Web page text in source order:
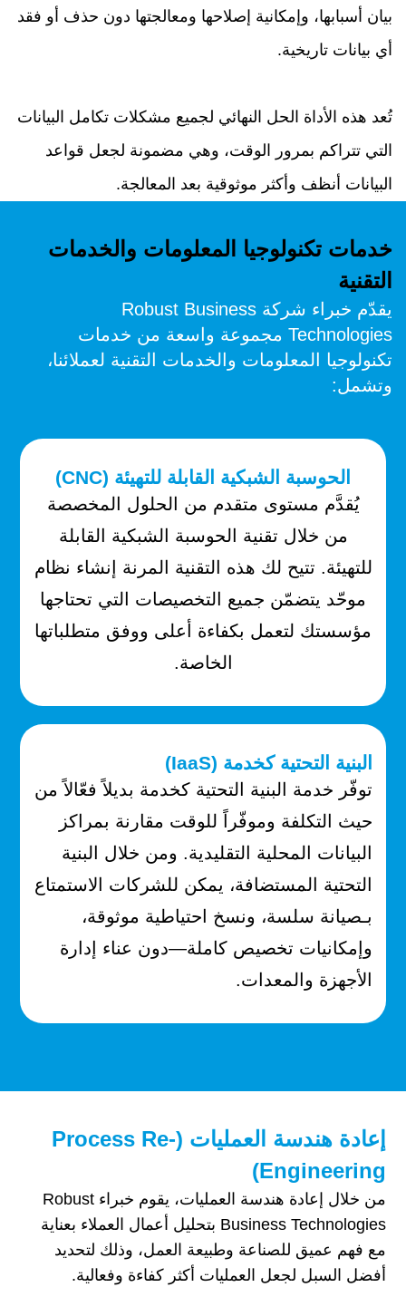
بيان أسبابها، وإمكانية إصلاحها ومعالجتها دون حذف أو فقد
أي بيانات تاريخية.
تُعد هذه الأداة الحل النهائي لجميع مشكلات تكامل البيانات
التي تتراكم بمرور الوقت، وهي مضمونة لجعل قواعد
البيانات أنظف وأكثر موثوقية بعد المعالجة.
خدمات تكنولوجيا المعلومات والخدمات
التقنية
يقدّم خبراء شركة Robust Business
Technologies مجموعة واسعة من خدمات
تكنولوجيا المعلومات والخدمات التقنية لعملائنا،
وتشمل:
الحوسبة الشبكية القابلة للتهيئة (CNC)
يُقدَّم مستوى متقدم من الحلول المخصصة
من خلال تقنية الحوسبة الشبكية القابلة
للتهيئة. تتيح لك هذه التقنية المرنة إنشاء نظام
موحّد يتضمّن جميع التخصيصات التي تحتاجها
مؤسستك لتعمل بكفاءة أعلى ووفق متطلباتها
الخاصة.
البنية التحتية كخدمة (IaaS)
توفّر خدمة البنية التحتية كخدمة بديلاً فعّالاً من
حيث التكلفة وموفّراً للوقت مقارنة بمراكز
البيانات المحلية التقليدية. ومن خلال البنية
التحتية المستضافة، يمكن للشركات الاستمتاع
بـصيانة سلسة، ونسخ احتياطية موثوقة،
وإمكانيات تخصيص كاملة—دون عناء إدارة
الأجهزة والمعدات.
إعادة هندسة العمليات (Process Re-
Engineering)
من خلال إعادة هندسة العمليات، يقوم خبراء Robust
Business Technologies بتحليل أعمال العملاء بعناية
مع فهم عميق للصناعة وطبيعة العمل، وذلك لتحديد
أفضل السبل لجعل العمليات أكثر كفاءة وفعالية.